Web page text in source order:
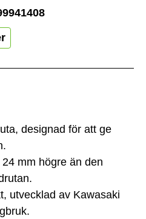
designad för att ge
mm högre än den
utvecklad av Kawasaki